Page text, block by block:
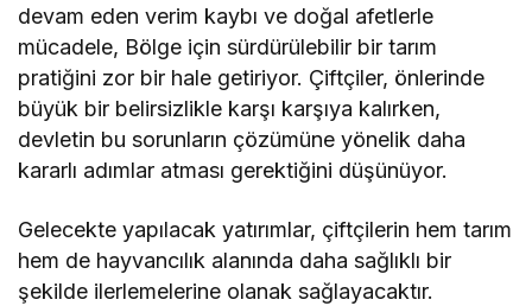
devam eden verim kaybı ve doğal afetlerle
mücadele, Bölge için sürdürülebilir bir tarım
pratiğini zor bir hale getiriyor. Çiftçiler, önlerinde
büyük bir belirsizlikle karşı karşıya kalırken,
devletin bu sorunların çözümüne yönelik daha
kararlı adımlar atması gerektiğini düşünüyor.
Gelecekte yapılacak yatırımlar, çiftçilerin hem tarım
hem de hayvancılık alanında daha sağlıklı bir
şekilde ilerlemelerine olanak sağlayacaktır.